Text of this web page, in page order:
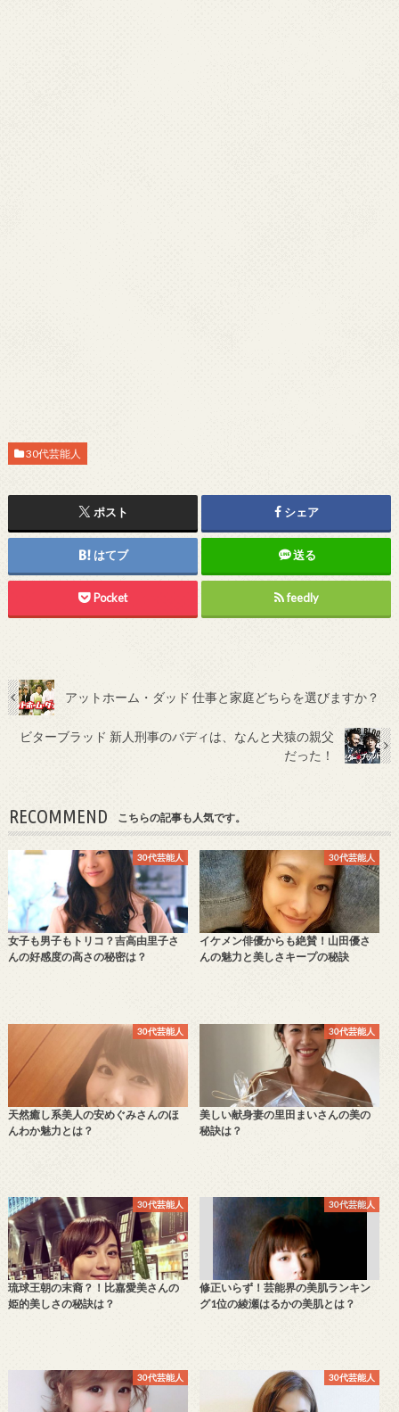
30代芸能人
ポスト シェア
はてブ 送る
Pocket feedly
アットホーム・ダッド 仕事と家庭どちらを選びますか？
ビターブラッド 新人刑事のバディは、なんと犬猿の親父
だった！
RECOMMEND こちらの記事も人気です。
30代芸能人
女子も男子もトリコ？吉高由里子さ
んの好感度の高さの秘密は？
30代芸能人
イケメン俳優からも絶賛！山田優さ
んの魅力と美しさキープの秘訣
30代芸能人
天然癒し系美人の安めぐみさんのほ
んわか魅力とは？
30代芸能人
美しい献身妻の里田まいさんの美の
秘訣は？
30代芸能人
琉球王朝の末裔？！比嘉愛美さんの
姫的美しさの秘訣は？
30代芸能人
修正いらず！芸能界の美肌ランキン
グ1位の綾瀬はるかの美肌とは？
30代芸能人 30代芸能人